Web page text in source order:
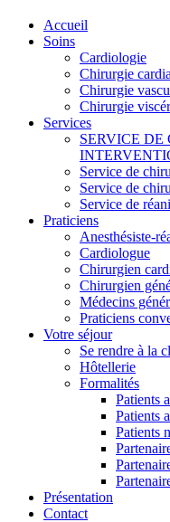
Accueil
Soins
Cardiologie
Chirurgie
Chirurgie
Chirurgie
Services
SERVICE
Service de
Service de
Service de
Praticiens
Anesthésiste-
Cardiologue
Chirurgien
Chirurgien
Médecins
Praticiens
Votre séjour
Se rendre à la
Hôtellerie
Formalités
Patients
Patients
Patients
Présentation
Contact